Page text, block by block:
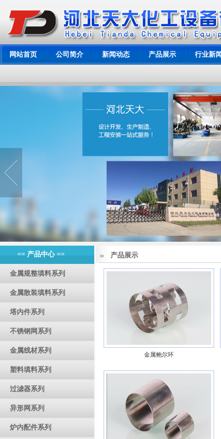
网站首页 公司简介 新闻动态 产品展示 行业新
== 产品中心 ==
金属规整填料系列
金属散装填料系列
塔内件系列
不锈钢网系列
金属线材系列
塑料填料系列
过滤器系列
异形网系列
炉内配件系列
产品展示
金属鲍尔环